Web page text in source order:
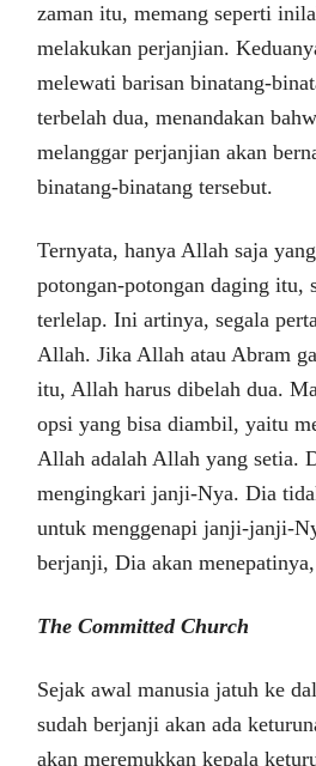
zaman itu, memang seperti
melakukan perjanjian.
melewati barisan binatang-
terbelah dua, menandakan
melanggar perjanjian akan
binatang-binatang tersebut.
Ternyata, hanya Allah saja
potongan-potongan daging itu,
terlelap. Ini artinya, segala
Allah. Jika Allah atau Abram
itu, Allah harus dibelah dua.
opsi yang bisa diambil, yaitu
Allah adalah Allah yang setia.
mengingkari janji-Nya. Dia
untuk menggenapi janji-janji-
berjanji, Dia akan
The Committed Church
Sejak awal manusia jatuh ke
sudah berjanji akan ada
akan meremukkan kepala